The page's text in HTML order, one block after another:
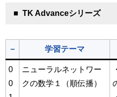
■TK Advanceシリーズ
－ 学習テーマ
0
0
ニューラルネットワー
クの数学１（順伝播）